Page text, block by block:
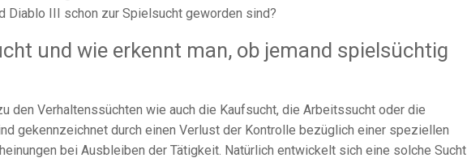
Diablo III schon zur Spielsucht geworden sind?
und wie erkennt man, ob jemand spielsüchtig
den Verhaltenssüchten wie auch die Kaufsucht, die Arbeitssucht oder die
gekennzeichnet durch einen Verlust der Kontrolle bezüglich einer speziellen
bei Ausbleiben der Tätigkeit. Natürlich entwickelt sich eine solche Sucht